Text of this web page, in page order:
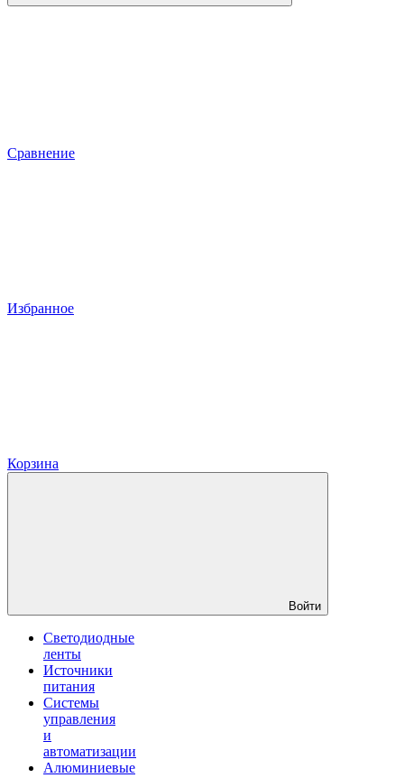
Сравнение
Избранное
Корзина
Войти
Светодиодные
ленты
Источники
питания
Системы
управления
и
автоматизации
Алюминиевые